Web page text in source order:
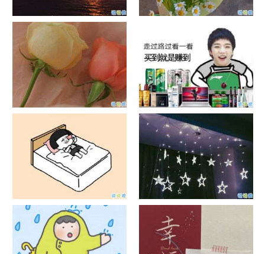
日出文案温柔句子 看日出的微
信说说配图
晒风景照的唯美说说配图 适合
发风景的朋友圈文案
官宣恋爱的说说配图 官宣句子
抖音摆地摊文案 摆地摊的搞笑
说说带图片
谐音梗土味情话大全带图片 油
腻搞笑的土味情话
很酷的霸气句子带图片 最新霸
气说说高冷范